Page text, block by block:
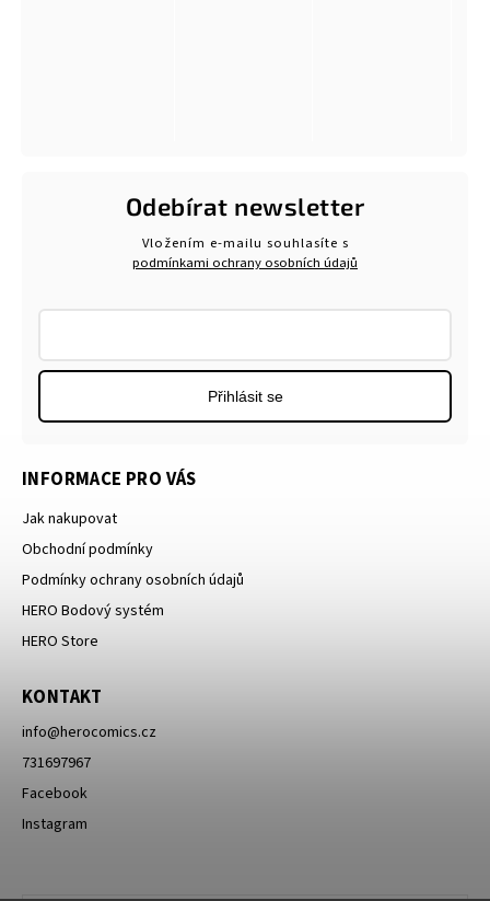
INFORMACE PRO VÁS
Jak nakupovat
Obchodní podmínky
Podmínky ochrany osobních údajů
HERO Bodový systém
HERO Store
KONTAKT
info@herocomics.cz
731697967
Facebook
Instagram
Odebírat newsletter
Vložením e-mailu souhlasíte s
podmínkami ochrany osobních údajů
Přihlásit se